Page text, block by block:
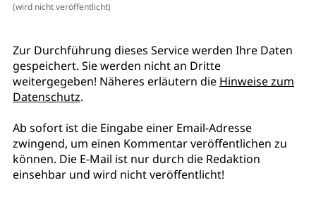
(wird nicht veröffentlicht)
Zur Durchführung dieses Service werden Ihre Daten
gespeichert. Sie werden nicht an Dritte
weitergegeben! Näheres erläutern die Hinweise zum
Datenschutz.
Ab sofort ist die Eingabe einer Email-Adresse
zwingend, um einen Kommentar veröffentlichen zu
können. Die E-Mail ist nur durch die Redaktion
einsehbar und wird nicht veröffentlicht!